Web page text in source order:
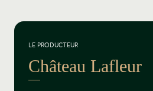
LE PRODUCTEUR
Château Lafleur